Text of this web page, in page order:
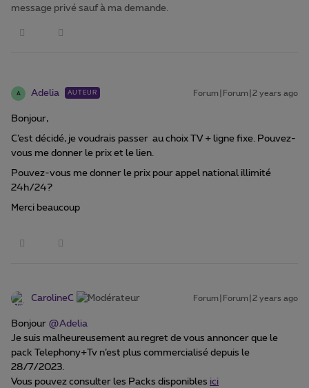
message privé sauf à ma demande.
A Adelia AUTEUR Forum|Forum|2 years ago
Bonjour,
C’est décidé, je voudrais passer au choix TV + ligne fixe. Pouvez-
vous me donner le prix et le lien.
Pouvez-vous me donner le prix pour appel national illimité
24h/24?
Merci beaucoup
CarolineC Forum|Forum|2 years ago
Bonjour @Adelia
Je suis malheureusement au regret de vous annoncer que le
pack Telephony+Tv n’est plus commercialisé depuis le
28/7/2023.
Vous pouvez consulter les Packs disponibles ici